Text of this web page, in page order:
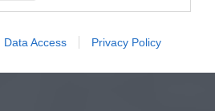
Data Access Privacy Policy